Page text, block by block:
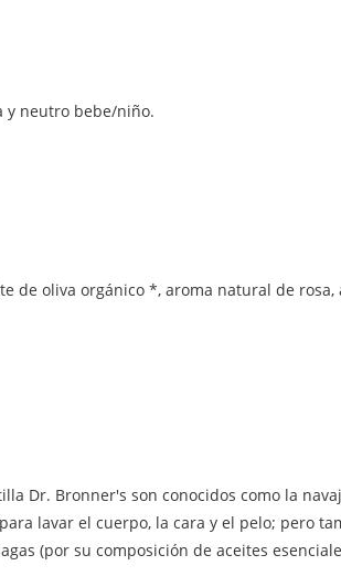
y neutro bebe/niño.
de oliva orgánico *, aroma natural de rosa,
Dr. Bronner's son conocidos como la
lavar el cuerpo, la cara y el pelo; pero
(por su composición de aceites